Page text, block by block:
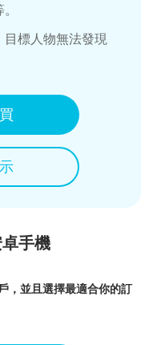
標人物無法發現
手機
，並且選擇最適合你的訂